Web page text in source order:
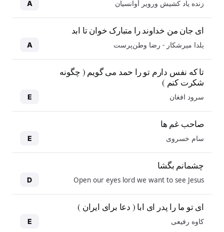
زنده یاد کشیش ورویر آوانسیان A
ای جان من خداوند را متبارک خوان تا ابد
یلدا میرشکار - رضا وطن‌پرست A
تا که نفس دارم تو را حمد می گویم ( چگونه
شکرت کنم )
سرود افغان E
صاحب غم ها
سام خسروی E
چشمانم بگشا
Open our eyes lord we want to see Jesus
D
ای تو ما را پدر ای ابا ( دعا برای ایران )
کاوه رفیعی E